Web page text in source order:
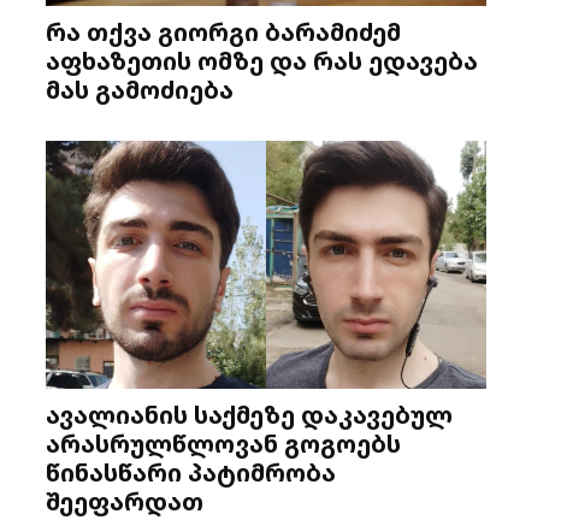
რა თქვა გიორგი ბარამიძემ
აფხაზეთის ომზე და რას ედავება
მას გამოძიება
ავალიანის საქმეზე დაკავებულ
არასრულწლოვან გოგოებს
წინასწარი პატიმრობა
შეეფარდათ